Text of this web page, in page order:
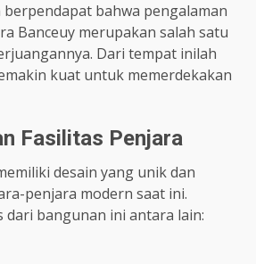
berpendapat bahwa pengalaman
Banceuy merupakan salah satu
Dari tempat inilah
kuat untuk memerdekakan
Fasilitas Penjara
desain yang unik dan
penjara modern saat ini.
dari bangunan ini antara lain: